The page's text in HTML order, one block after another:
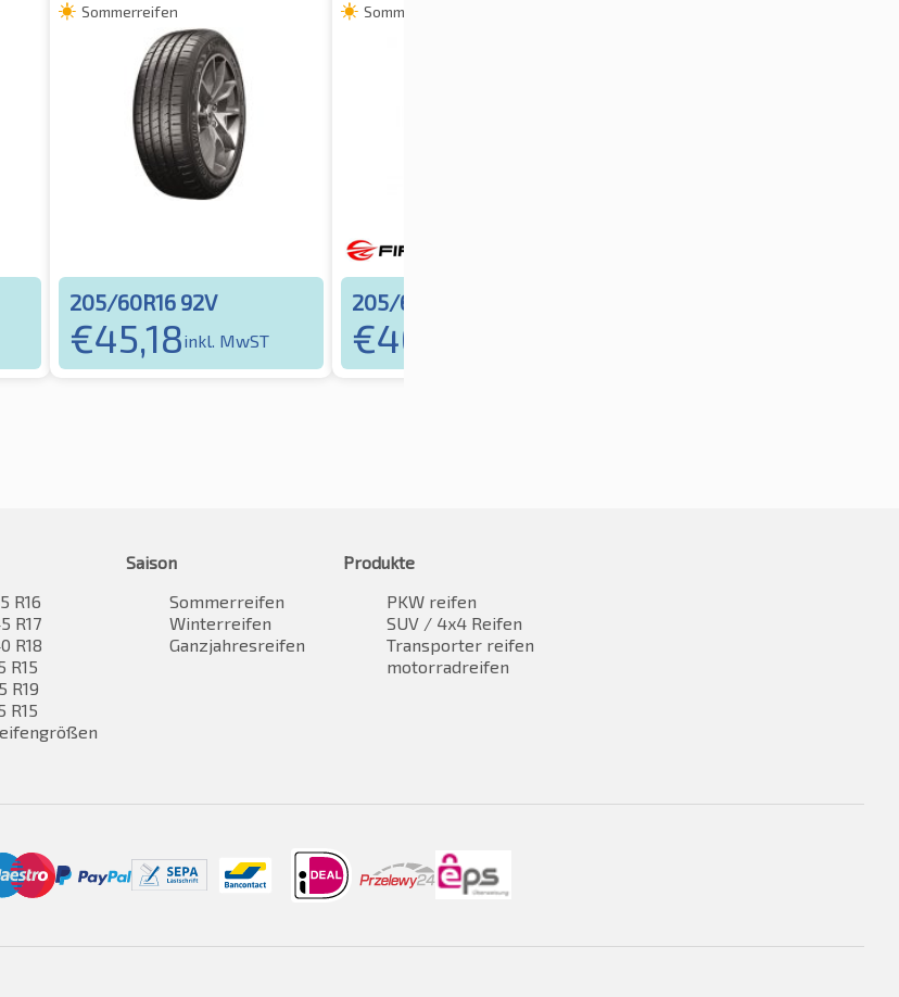
Sommerreifen
205/60R16 92V
€45,18inkl. MwST
Sommerreifen
205/60R16 92V
€46,09
R16
R17
R18
R15
R19
R15
Saison
Sommerreifen
Winterreifen
Ganzjahresreifen
Produkte
PKW reifen
SUV / 4x4 Reifen
Transporter reifen
motorradreifen